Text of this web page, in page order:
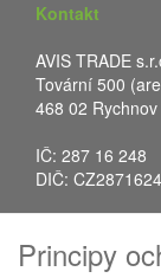
Kontakt
AVIS TRADE
Tovární 500
468 02
IČ: 287 16 248
DIČ:
Fax: +420 483
Principy